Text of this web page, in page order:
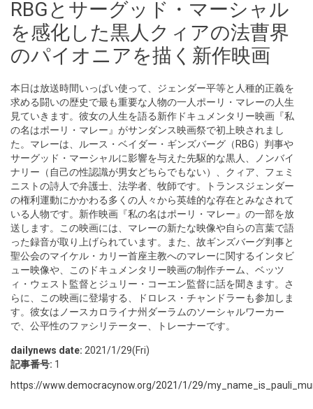
RBGとサーグッド・マーシャル
を感化した黒人クィアの法曹界
のパイオニアを描く新作映画
本日は放送時間いっぱい使って、ジェンダー平等と人種的正義を
求める闘いの歴史で最も重要な人物の一人ポーリ・マレーの人生
見ていきます。彼女の人生を語る新作ドキュメンタリー映画『私
の名はポーリ・マレー』がサンダンス映画祭で初上映されまし
た。マレーは、ルース・ベイダー・ギンズバーグ（RBG）判事や
サーグッド・マーシャルに影響を与えた先駆的な黒人、ノンバイ
ナリー（自己の性認識が男女どちらでもない）、クィア、フェミ
ニストの詩人で弁護士、法学者、牧師です。トランスジェンダー
の権利運動にかかわる多くの人々から英雄的な存在とみなされて
いる人物です。新作映画『私の名はポーリ・マレー』の一部を放
送します。この映画には、マレーの新たな映像や自らの言葉で語
った録音が取り上げられています。また、故ギンズバーグ判事と
聖公会のマイケル・カリー首座主教へのマレーに関するインタビ
ュー映像や、このドキュメンタリー映画の制作チーム、ベッツ
ィ・ウェスト監督とジュリー・コーエン監督に話を聞きます。さ
らに、この映画に登場する、ドロレス・チャンドラーも参加しま
す。彼女はノースカロライナ州ダーラムのソーシャルワーカー
で、公平性のファシリテーター、トレーナーです。
dailynews date: 2021/1/29(Fri)
記事番号: 1
https://www.democracynow.org/2021/1/29/